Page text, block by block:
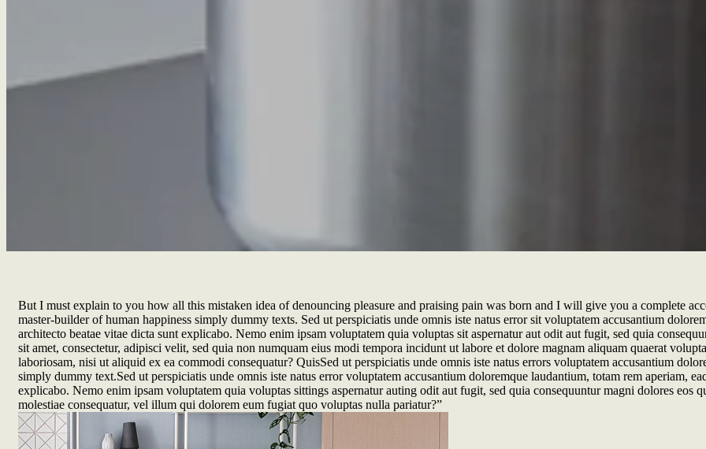
But I must explain to you how all this mistaken idea of denouncing pleasure and praising pain was born and I will give you a complete
master-builder of human happiness simply dummy texts. Sed ut perspiciatis unde omnis iste natus error sit voluptatem accusantium
architecto beatae vitae dicta sunt explicabo. Nemo enim ipsam voluptatem quia voluptas sit aspernatur aut odit aut fugit, sed quia
sit amet, consectetur, adipisci velit, sed quia non numquam eius modi tempora incidunt ut labore et dolore magnam aliquam quaerat
laboriosam, nisi ut aliquid ex ea commodi consequatur? QuisSed ut perspiciatis unde omnis iste natus errors voluptatem accusantium
simply dummy text.Sed ut perspiciatis unde omnis iste natus error voluptatem accusantium doloremque laudantium, totam rem aperiam,
explicabo. Nemo enim ipsam voluptatem quia voluptas sittings aspernatur auting odit aut fugit, sed quia consequuntur magni dolores
molestiae consequatur, vel illum qui dolorem eum fugiat quo voluptas nulla pariatur?”